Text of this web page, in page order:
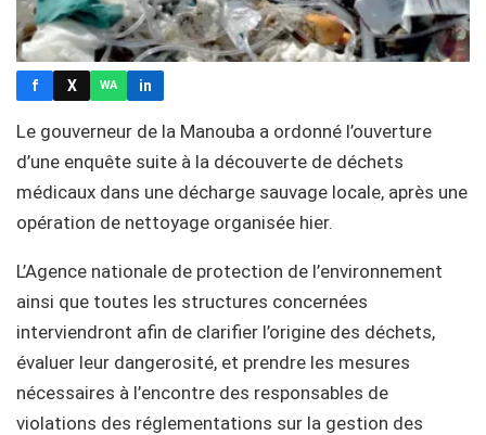
f X WA in
Le gouverneur de la Manouba a ordonné l’ouverture
d’une enquête suite à la découverte de déchets
médicaux dans une décharge sauvage locale, après une
opération de nettoyage organisée hier.
L’Agence nationale de protection de l’environnement
ainsi que toutes les structures concernées
interviendront afin de clarifier l’origine des déchets,
évaluer leur dangerosité, et prendre les mesures
nécessaires à l’encontre des responsables de
violations des réglementations sur la gestion des